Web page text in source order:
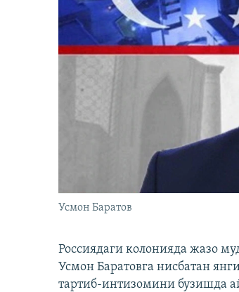
Усмон Баратов
Россиядаги колонияда жазо
Усмон Баратовга нисбатан
тартиб-интизомини бузишда